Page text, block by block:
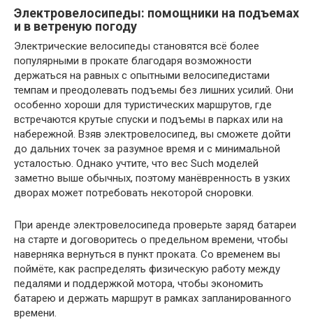
Электровелосипеды: помощники на подъемах
и в ветреную погоду
Электрические велосипеды становятся всё более
популярными в прокате благодаря возможности
держаться на равных с опытными велосипедистами
темпам и преодолевать подъемы без лишних усилий. Они
особенно хороши для туристических маршрутов, где
встречаются крутые спуски и подъемы в парках или на
набережной. Взяв электровелосипед, вы сможете дойти
до дальних точек за разумное время и с минимальной
усталостью. Однако учтите, что вес Such моделей
заметно выше обычных, поэтому манёвренность в узких
дворах может потребовать некоторой сноровки.
При аренде электровелосипеда проверьте заряд батареи
на старте и договоритесь о предельном времени, чтобы
наверняка вернуться в пункт проката. Со временем вы
поймёте, как распределять физическую работу между
педалями и поддержкой мотора, чтобы экономить
батарею и держать маршрут в рамках запланированного
времени.